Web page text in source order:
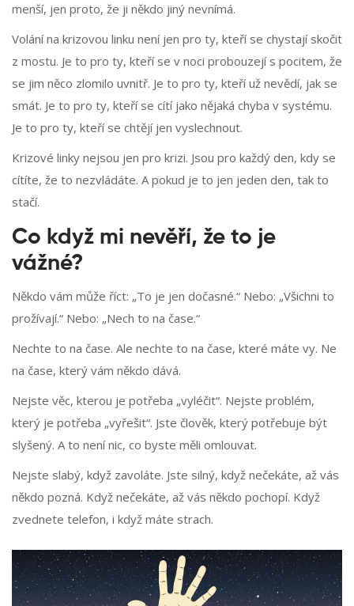
menší, jen proto, že ji někdo jiný nevnímá.
Volání na krizovou linku není jen pro ty, kteří se chystají skočit
z mostu. Je to pro ty, kteří se v noci probouzejí s pocitem, že
se jim něco zlomilo uvnitř. Je to pro ty, kteří už nevědí, jak se
smát. Je to pro ty, kteří se cítí jako nějaká chyba v systému.
Je to pro ty, kteří se chtějí jen vyslechnout.
Krizové linky nejsou jen pro krizi. Jsou pro každý den, kdy se
cítíte, že to nezvládáte. A pokud je to jen jeden den, tak to
stačí.
Co když mi nevěří, že to je
vážné?
Někdo vám může říct: „To je jen dočasné.“ Nebo: „Všichni to
prožívají.“ Nebo: „Nech to na čase.“
Nechte to na čase. Ale nechte to na čase, které máte vy. Ne
na čase, který vám někdo dává.
Nejste věc, kterou je potřeba „vyléčit“. Nejste problém,
který je potřeba „vyřešit“. Jste člověk, který potřebuje být
slyšený. A to není nic, co byste měli omlouvat.
Nejste slabý, když zavoláte. Jste silný, když nečekáte, až vás
někdo pozná. Když nečekáte, až vás někdo pochopí. Když
zvednete telefon, i když máte strach.